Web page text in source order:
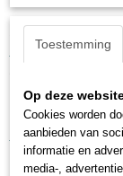
Specificaties
EAN code
Productcode
Schaal
H0 (1:87)
Märklin
Toestemming
Op deze
Cookies worden
aanbieden van
informatie en
media-,